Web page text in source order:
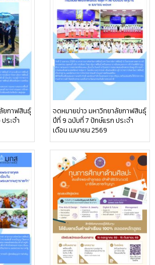
ยกาฬสินธุ์
ระจำ
จดหมายข่าว มหาวิทยาลัยกาฬสินธุ์
ปีที่ 9 ฉบับที่ 7 ปักษ์แรก ประจำ
เดือน เมษายน 2569